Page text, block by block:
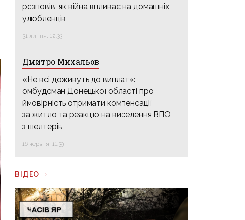
розповів, як війна впливає на домашніх
улюбленців
31 липня, 12:33
Дмитро Михальов
«Не всі доживуть до виплат»:
омбудсман Донецької області про
ймовірність отримати компенсації
за житло та реакцію на виселення ВПО
з шелтерів
16 червня, 11:39
ВІДЕО